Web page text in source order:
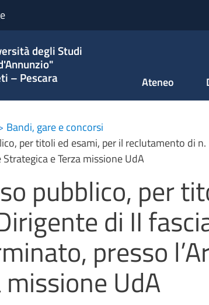
degli Studi
– Pescara Ateneo
Bandi, gare e concorsi
per titoli ed esami, per il reclutamento di
e Terza missione UdA
pubblico, per
di II
presso
missione UdA